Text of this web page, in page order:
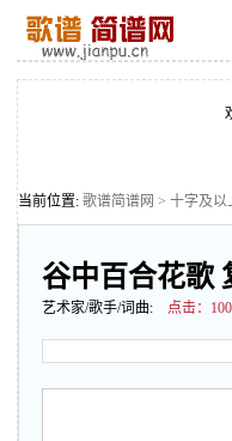
当前位置: 歌谱简谱网 > 十字及以
谷中百合花歌
艺术家/歌手/词曲: 点击：